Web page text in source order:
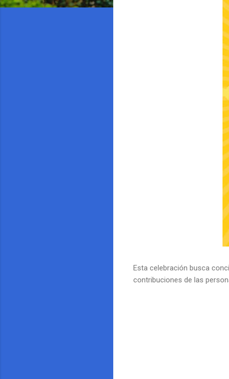
Esta celebración busca
contribuciones de las